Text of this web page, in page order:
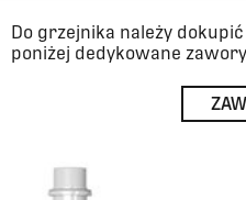
Do grzejnika należy
poniżej dedykowane